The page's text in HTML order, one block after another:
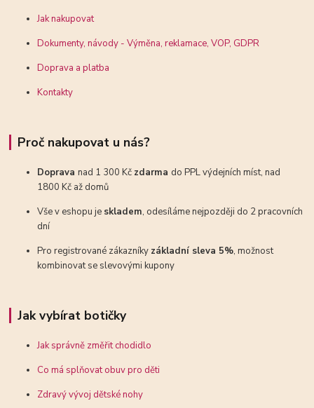
Jak nakupovat
Dokumenty, návody - Výměna, reklamace, VOP, GDPR
Doprava a platba
Kontakty
Proč nakupovat u nás?
Dopravanad 1 300 Kč zdarma do PPL výdejních míst, nad
1800 Kč až domů
Vše v eshopu je skladem, odesíláme nejpozději do 2 pracovních
dní
Pro registrované zákazníky základní sleva 5%, možnost
kombinovat se slevovými kupony
Jak vybírat botičky
Jak správně změřit chodidlo
Co má splňovat obuv pro děti
Zdravý vývoj dětské nohy